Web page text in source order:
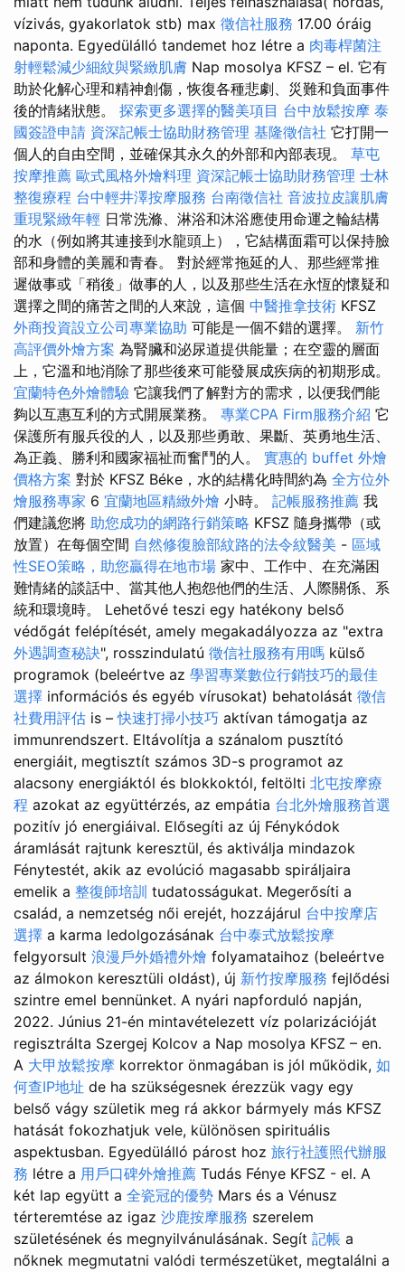
vízivás, gyakorlatok stb) max 徵信社服務 17.00 óráig
naponta. Egyedülálló tandemet hoz létre a 肉毒桿菌注
射輕鬆減少細紋與緊緻肌膚 Nap mosolya KFSZ – el. 它有
助於化解心理和精神創傷，恢復各種悲劇、災難和負面事件
後的情緒狀態。 探索更多選擇的醫美項目 台中放鬆按摩 泰
國簽證申請 資深記帳士協助財務管理 基隆徵信社 它打開一
個人的自由空間，並確保其永久的外部和內部表現。 草屯
按摩推薦 歐式風格外燴料理 資深記帳士協助財務管理 士林
整復療程 台中輕井澤按摩服務 台南徵信社 音波拉皮讓肌膚
重現緊緻年輕 日常洗滌、淋浴和沐浴應使用命運之輪結構
的水（例如將其連接到水龍頭上），它結構面霜可以保持臉
部和身體的美麗和青春。 對於經常拖延的人、那些經常推
遲做事或「稍後」做事的人，以及那些生活在永恆的懷疑和
選擇之間的痛苦之間的人來說，這個 中醫推拿技術 KFSZ
外商投資設立公司專業協助 可能是一個不錯的選擇。 新竹
高評價外燴方案 為腎臟和泌尿道提供能量；在空靈的層面
上，它溫和地消除了那些後來可能發展成疾病的初期形成。
宜蘭特色外燴體驗 它讓我們了解對方的需求，以便我們能
夠以互惠互利的方式開展業務。 專業CPA Firm服務介紹 它
保護所有服兵役的人，以及那些勇敢、果斷、英勇地生活、
為正義、勝利和國家福祉而奮鬥的人。 實惠的 buffet 外燴
價格方案 對於 KFSZ Béke，水的結構化時間約為 全方位外
燴服務專家 6 宜蘭地區精緻外燴 小時。 記帳服務推薦 我
們建議您將 助您成功的網路行銷策略 KFSZ 隨身攜帶（或
放置）在每個空間 自然修復臉部紋路的法令紋醫美 - 區域
性SEO策略，助您贏得在地市場 家中、工作中、在充滿困
難情緒的談話中、當其他人抱怨他們的生活、人際關係、系
統和環境時。 Lehetővé teszi egy hatékony belső
védőgát felépítését, amely megakadályozza az "extra
外遇調查秘訣", rosszindulatú 徵信社服務有用嗎 külső
programok (beleértve az 學習專業數位行銷技巧的最佳
選擇 információs és egyéb vírusokat) behatolását 徵信
社費用評估 is –快速打掃小技巧 aktívan támogatja az
immunrendszert. Eltávolítja a szánalom pusztító
energiáit, megtisztít számos 3D-s programot az
alacsony energiáktól és blokkoktól, feltölti 北屯按摩療
程 azokat az együttérzés, az empátia 台北外燴服務首選
pozitív jó energiáival. Elősegíti az új Fénykódok
áramlását rajtunk keresztül, és aktiválja mindazok
Fénytestét, akik az evolúció magasabb spiráljaira
emelik a 整復師培訓 tudatosságukat. Megerősíti a
család, a nemzetség női erejét, hozzájárul 台中按摩店
選擇 a karma ledolgozásának 台中泰式放鬆按摩
felgyorsult 浪漫戶外婚禮外燴 folyamataihoz (beleértve
az álmokon keresztüli oldást), új 新竹按摩服務 fejlődési
szintre emel bennünket. A nyári napforduló napján,
2022. Június 21-én mintavételezett víz polarizációját
regisztrálta Szergej Kolcov a Nap mosolya KFSZ – en.
A 大甲放鬆按摩 korrektor önmagában is jól működik, 如
何查IP地址 de ha szükségesnek érezzük vagy egy
belső vágy születik meg rá akkor bármyely más KFSZ
hatását fokozhatjuk vele, különösen spirituális
aspektusban. Egyedülálló párost hoz 旅行社護照代辦服
務 létre a 用戶口碑外燴推薦 Tudás Fénye KFSZ - el. A
két lap együtt a 全瓷冠的優勢 Mars és a Vénusz
térteremtése az igaz 沙鹿按摩服務 szerelem
születésének és megnyilvánulásának. Segít 記帳 a
nőknek megmutatni valódi természetüket, megtalálni a